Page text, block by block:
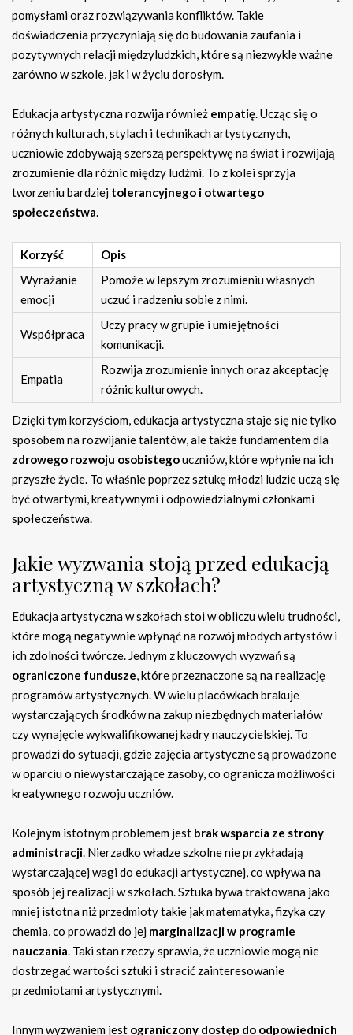
pomysłami oraz rozwiązywania konfliktów. Takie
doświadczenia przyczyniają się do budowania zaufania i
pozytywnych relacji międzyludzkich, które są niezwykle ważne
zarówno w szkole, jak i w życiu dorosłym.
Edukacja artystyczna rozwija również empatię. Ucząc się o
różnych kulturach, stylach i technikach artystycznych,
uczniowie zdobywają szerszą perspektywę na świat i rozwijają
zrozumienie dla różnic między ludźmi. To z kolei sprzyja
tworzeniu bardziej tolerancyjnego i otwartego
społeczeństwa.
Korzyść
Opis
Wyrażanie
emocji
Pomoże w lepszym zrozumieniu własnych
uczuć i radzeniu sobie z nimi.
Współpraca
Uczy pracy w grupie i umiejętności
komunikacji.
Empatia
Rozwija zrozumienie innych oraz akceptację
różnic kulturowych.
Dzięki tym korzyściom, edukacja artystyczna staje się nie tylko
sposobem na rozwijanie talentów, ale także fundamentem dla
zdrowego rozwoju osobistegouczniów, które wpłynie na ich
przyszłe życie. To właśnie poprzez sztukę młodzi ludzie uczą się
być otwartymi, kreatywnymi i odpowiedzialnymi członkami
społeczeństwa.
Jakie wyzwania stoją przed edukacją
artystyczną w szkołach?
Edukacja artystyczna w szkołach stoi w obliczu wielu trudności,
które mogą negatywnie wpłynąć na rozwój młodych artystów i
ich zdolności twórcze. Jednym z kluczowych wyzwań są
ograniczone fundusze, które przeznaczone są na realizację
programów artystycznych. W wielu placówkach brakuje
wystarczających środków na zakup niezbędnych materiałów
czy wynajęcie wykwalifikowanej kadry nauczycielskiej. To
prowadzi do sytuacji, gdzie zajęcia artystyczne są prowadzone
w oparciu o niewystarczające zasoby, co ogranicza możliwości
kreatywnego rozwoju uczniów.
Kolejnym istotnym problemem jest brak wsparcia ze strony
administracji. Nierzadko władze szkolne nie przykładają
wystarczającej wagi do edukacji artystycznej, co wpływa na
sposób jej realizacji w szkołach. Sztuka bywa traktowana jako
mniej istotna niż przedmioty takie jak matematyka, fizyka czy
chemia, co prowadzi do jej marginalizacji w programie
nauczania. Taki stan rzeczy sprawia, że uczniowie mogą nie
dostrzegać wartości sztuki i stracić zainteresowanie
przedmiotami artystycznymi.
Innym wyzwaniem jest ograniczony dostęp do odpowiednich